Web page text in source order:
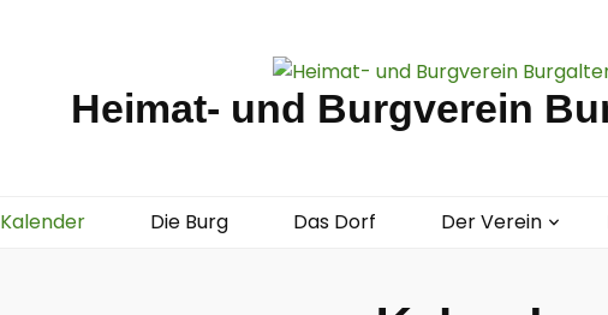
Heimat- und Burgverein
Kalender Die Burg Das Dorf Der Verein